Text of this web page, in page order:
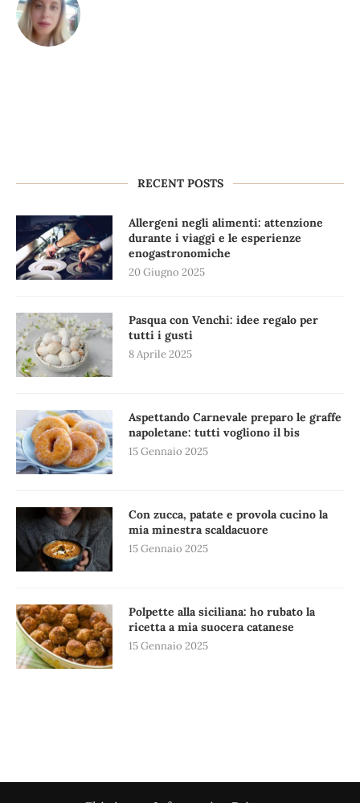
RECENT POSTS
Allergeni negli alimenti: attenzione
durante i viaggi e le esperienze
enogastronomiche
20 Giugno 2025
Pasqua con Venchi: idee regalo per
tutti i gusti
8 Aprile 2025
Aspettando Carnevale preparo le graffe
napoletane: tutti vogliono il bis
15 Gennaio 2025
Con zucca, patate e provola cucino la
mia minestra scaldacuore
15 Gennaio 2025
Polpette alla siciliana: ho rubato la
ricetta a mia suocera catanese
15 Gennaio 2025